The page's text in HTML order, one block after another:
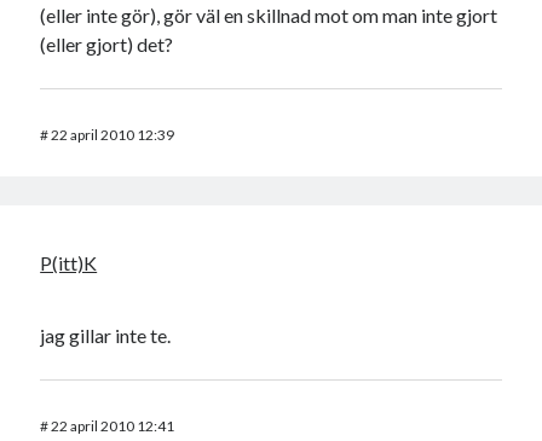
(eller inte gör), gör väl en skillnad mot om man inte gjort
(eller gjort) det?
#22 april 2010 12:39
P(itt)K
jag gillar inte te.
#22 april 2010 12:41